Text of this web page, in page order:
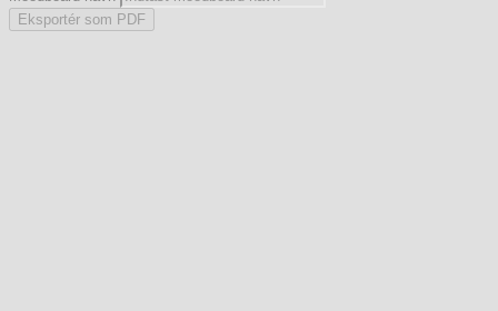
Eksportér som PDF